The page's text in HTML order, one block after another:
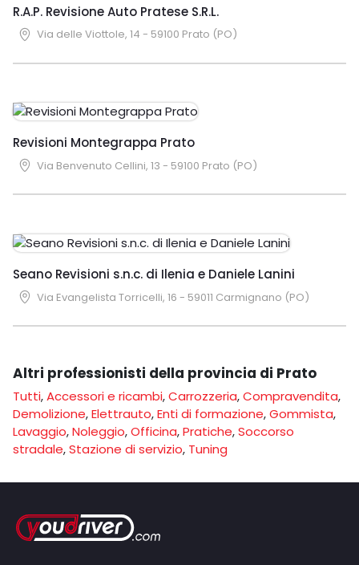
R.A.P. Revisione Auto Pratese S.R.L.
Via delle Viottole, 14 - 59100 Prato (PO)
Revisioni Montegrappa Prato
Via Benvenuto Cellini, 13 - 59100 Prato (PO)
Seano Revisioni s.n.c. di Ilenia e Daniele Lanini
Via Evangelista Torricelli, 16 - 59011 Carmignano (PO)
Altri professionisti della provincia di Prato
Tutti,Accessori e ricambi,Carrozzeria,Compravendita,
Demolizione,Elettrauto,Enti di formazione,Gommista,
Lavaggio,Noleggio,Officina,Pratiche,Soccorso
stradale,Stazione di servizio, Tuning